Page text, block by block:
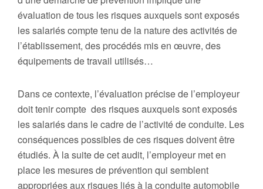
évaluation de tous les risques auxquels sont exposés
les salariés compte tenu de la nature des activités de
l’établissement, des procédés mis en œuvre, des
équipements de travail utilisés…
Dans ce contexte, l’évaluation précise de l’employeur
doit tenir compte des risques auxquels sont exposés
les salariés dans le cadre de l’activité de conduite. Les
conséquences possibles de ces risques doivent être
étudiés. À la suite de cet audit, l’employeur met en
place les mesures de prévention qui semblent
appropriées aux risques liés à la conduite automobile